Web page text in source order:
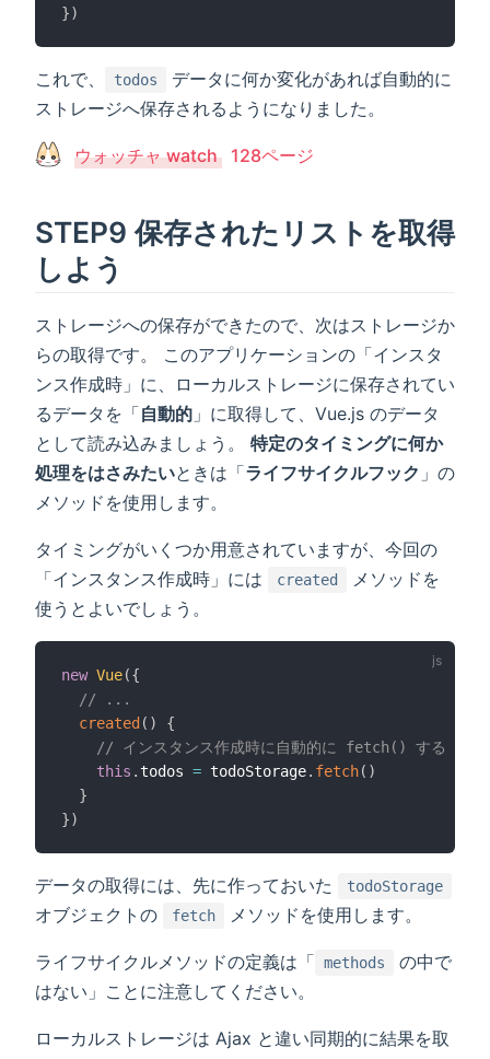
})
これで、 todos
データに何か変化があれば自動的に
ストレージへ保存されるようになりました。
ウォッチャ watch 128ページ
STEP9 保存されたリストを取得
しよう
ストレージへの保存ができたので、次はストレージか
らの取得です。 このアプリケーションの「インスタ
ンス作成時」に、ローカルストレージに保存されてい
るデータを「自動的 」に取得して、Vue.js のデータ
として読み込みましょう。 特定のタイミングに何か
処理をはさみたいときは「ライフサイクルフック 」の
メソッドを使用します。
タイミングがいくつか用意されていますが、今回の
「インスタンス作成時」には
created
メソッドを
使うとよいでしょう。
new Vue({
// ...
created ( )
{
// インスタンス作成時に自動的に fetch() する
this . todos = todoStorage. fetch( )
}
})
データの取得には、先に作っておいた todoStorage
オブジェクトの fetch メソッドを使用します。
ライフサイクルメソッドの定義は「 methods
の中で
はない」ことに注意してください。
ローカルストレージは Ajax と違い同期的に結果を取